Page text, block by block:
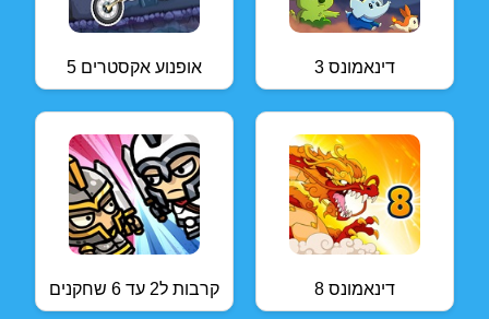
אופנוע אקסטרים 5 דינאמונס 3
קרבות ל2 עד 6 שחקנים דינאמונס 8